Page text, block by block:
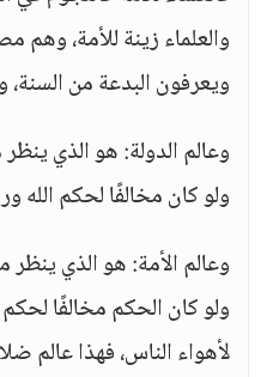
والعلماء زينة للأمة، وهم
ويعرفون البدعة من
وعالم الدولة: هو الذي ينظر
ولو كان مخالفًا لحكم الله
وعالم الأمة: هو الذي ينظر
ولو كان الحكم مخالفًا لحكم
لأهواء الناس، فهذا عالم